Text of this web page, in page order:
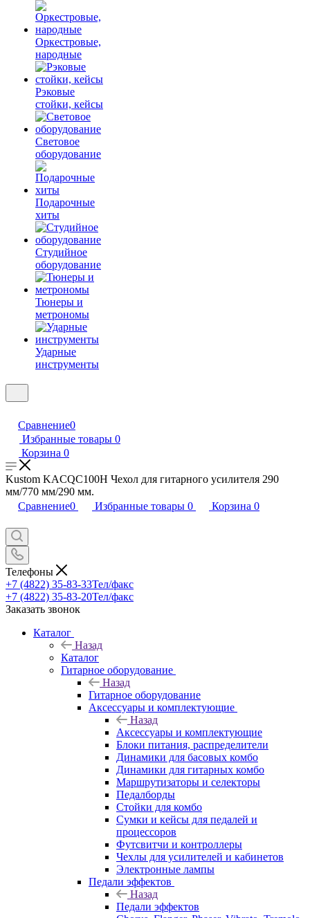
Оркестровые,
народные
Рэковые
стойки, кейсы
Световое
оборудование
Подарочные
хиты
Студийное
оборудование
Тюнеры и
метрономы
Ударные
инструменты
Сравнение0
Избранные товары 0
Корзина 0
Kustom KACQC100H Чехол для гитарного усилителя 290
мм/770 мм/290 мм.
Сравнение0 Избранные товары 0 Корзина 0
Телефоны
+7 (4822) 35-83-33Тел/факс
+7 (4822) 35-83-20Тел/факс
Заказать звонок
Каталог
Назад
Каталог
Гитарное оборудование
Назад
Гитарное оборудование
Аксессуары и комплектующие
Назад
Аксессуары и комплектующие
Блоки питания, распределители
Динамики для басовых комбо
Динамики для гитарных комбо
Маршрутизаторы и селекторы
Педалборды
Стойки для комбо
Сумки и кейсы для педалей и
процессоров
Футсвитчи и контроллеры
Чехлы для усилителей и кабинетов
Электронные лампы
Педали эффектов
Назад
Педали эффектов